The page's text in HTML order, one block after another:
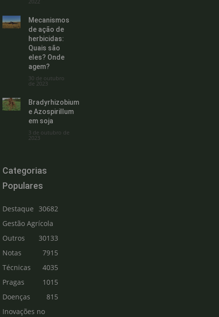
Mecanismos
de ação de
herbicidas:
Quais são
eles? Onde
agem?
30 de outubro
de 2023
Bradyrhizobium
e Azospirillum
em soja
3 de outubro de
2023
Categorias
Populares
Destaque
30682
Gestão Agrícola
30133
Outros
7915
Notas
Técnicas
4035
Pragas
1015
Doenças
815
Inovações no